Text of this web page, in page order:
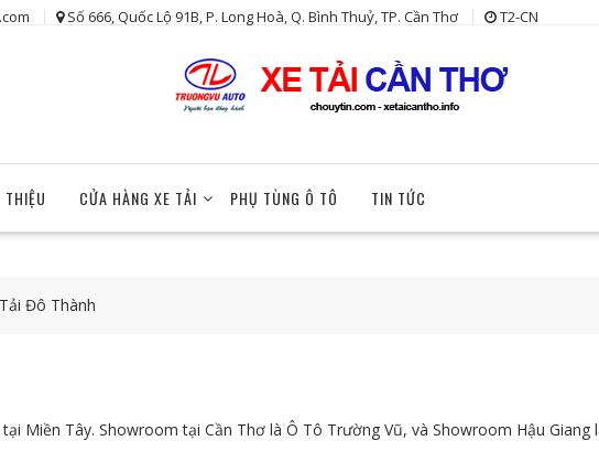
Số 666, Quốc Lộ 91B, P. Long Hoà, Q. Bình Thuỷ, TP. Cần Thơ T2-CN
THIỆU CỬA HÀNG XE TẢI PHỤ TÙNG Ô TÔ TIN TỨC
Đô Thành
Miền Tây. Showroom tại Cần Thơ là Ô Tô Trường Vũ, và Showroom Hậu Giang